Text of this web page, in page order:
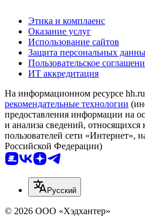
Этика и комплаенс
Оказание услуг
Использование сайтов
Защита персональных
Пользовательское
ИТ аккредитация
На информационном ресурсе hh.ru
рекомендательные технологии
предоставления информации на
и анализа сведений, относящихся
пользователей сети «Интернет»,
Российской Федерации)
Русский
© 2026 ООО «Хэдхантер»